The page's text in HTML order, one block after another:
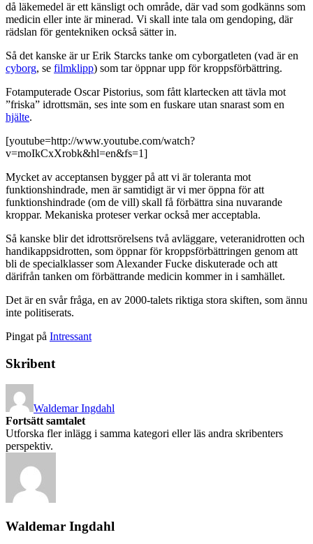
då läkemedel är ett känsligt och område, där vad som godkänns som
medicin eller inte är minerad. Vi skall inte tala om gendoping, där
rädslan för gentekniken också sätter in.
Så det kanske är ur Erik Starcks tanke om cyborgatleten (vad är en
cyborg, se filmklipp) som tar öppnar upp för kroppsförbättring.
Fotamputerade Oscar Pistorius, som fått klartecken att tävla mot
”friska” idrottsmän, ses inte som en fuskare utan snarast som en
hjälte.
[youtube=http://www.youtube.com/watch?
v=moIkCxXrobk&hl=en&fs=1]
Mycket av acceptansen bygger på att vi är toleranta mot
funktionshindrade, men är samtidigt är vi mer öppna för att
funktionshindrade (om de vill) skall få förbättra sina nuvarande
kroppar. Mekaniska proteser verkar också mer acceptabla.
Så kanske blir det idrottsrörelsens två avläggare, veteranidrotten och
handikappsidrotten, som öppnar för kroppsförbättringen genom att
bli de specialklasser som Alexander Fucke diskuterade och att
därifrån tanken om förbättrande medicin kommer in i samhället.
Det är en svår fråga, en av 2000-talets riktiga stora skiften, som ännu
inte politiserats.
Pingat på Intressant
Skribent
Waldemar Ingdahl
Fortsätt samtalet
Utforska fler inlägg i samma kategori eller läs andra skribenters
perspektiv.
Waldemar Ingdahl